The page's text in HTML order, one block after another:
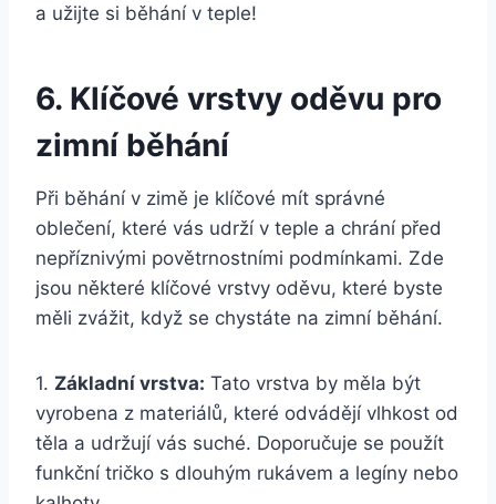
a užijte si běhání v teple!
6. Klíčové vrstvy oděvu pro
zimní běhání
Při běhání v zimě je klíčové mít správné
oblečení, které vás udrží v teple a chrání před
nepříznivými povětrnostními podmínkami. Zde
jsou některé klíčové vrstvy oděvu, které byste
měli zvážit, když se chystáte na zimní běhání.
1. Základní vrstva: Tato vrstva by měla být
vyrobena z materiálů, které odvádějí vlhkost od
těla a udržují vás suché. Doporučuje se použít
funkční tričko s dlouhým rukávem a legíny nebo